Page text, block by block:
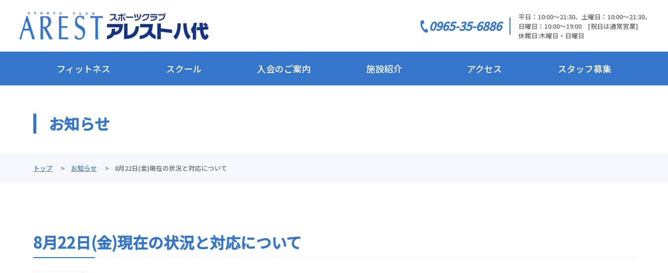
0965-35-6886
平日：10:00～21:30、土曜日：10:00～21:30、
日曜日：10:00～19:00 [祝日は通常営業]
休館日:木曜日・日曜日
フィットネス スクール 入会のご案内 施設紹介 アクセス スタッフ募集
お知らせ
トップ お知らせ 8月22日(金)現在の状況と対応について
8月22日(金)現在の状況と対応について